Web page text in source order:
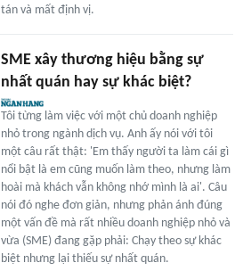
tán và mất định vị.
SME xây thương hiệu bằng sự
nhất quán hay sự khác biệt?
Tôi từng làm việc với một chủ doanh nghiệp
nhỏ trong ngành dịch vụ. Anh ấy nói với tôi
một câu rất thật: 'Em thấy người ta làm cái gì
nổi bật là em cũng muốn làm theo, nhưng làm
hoài mà khách vẫn không nhớ mình là ai'. Câu
nói đó nghe đơn giản, nhưng phản ánh đúng
một vấn đề mà rất nhiều doanh nghiệp nhỏ và
vừa (SME) đang gặp phải: Chạy theo sự khác
biệt nhưng lại thiếu sự nhất quán.